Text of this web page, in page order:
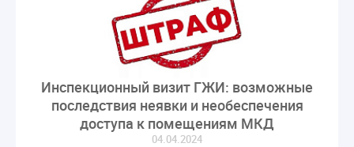
Инспекционный визит ГЖИ: возможные
последствия неявки и необеспечения
доступа к помещениям МКД
04.04.2024